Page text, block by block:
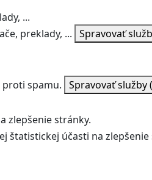
...
preklady, ... Spravovať
spamu. Spravovať služby
zlepšenie stránky.
štatistickej účasti na zlepšenie